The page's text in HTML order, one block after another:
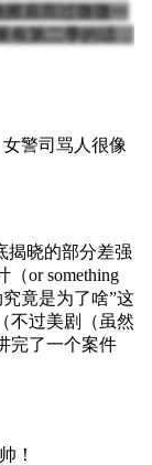
肩而过微微一
有第二季的话，
警司骂人很像
揭晓的部分差强
or something
竟是为了啥”这
不过美剧（虽然
完了一个案件
！